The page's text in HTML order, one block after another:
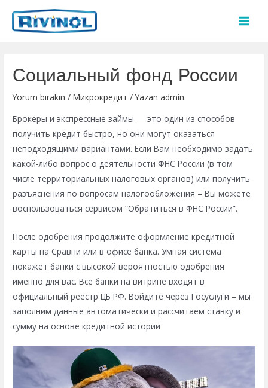
atla
Социальный фонд России
Yorum bırakın /Микрокредит / Yazan admin
Брокеры и экспрессные займы — это один из способов
получить кредит быстро, но они могут оказаться
неподходящими вариантами. Если Вам необходимо задать
какой-либо вопрос о деятельности ФНС России (в том
числе территориальных налоговых органов) или получить
разъяснения по вопросам налогообложения – Вы можете
воспользоваться сервисом “Обратиться в ФНС России”.
После одобрения продолжите оформление кредитной
карты на Сравни или в офисе банка. Умная система
покажет банки с высокой вероятностью одобрения
именно для вас. Все банки на витрине входят в
официальный реестр ЦБ РФ. Войдите через Госуслуги – мы
заполним данные автоматически и рассчитаем ставку и
сумму на основе кредитной истории